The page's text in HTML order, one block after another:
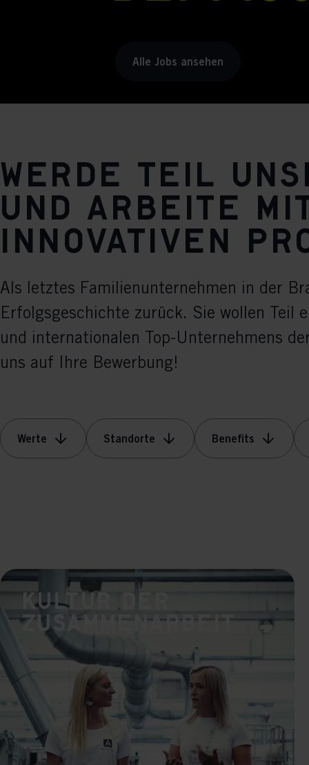
Alle Jobs ansehen
Werde Teil
und arbeite
innovativen
Als letztes Familienunternehmen in der
Erfolgsgeschichte zurück. Sie wollen Teil
und internationalen Top-Unternehmens
uns auf Ihre Bewerbung!
Werte Standorte Benefits
Kultur der
Zusammenarbeit